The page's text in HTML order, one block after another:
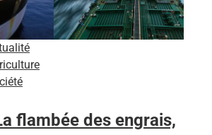
flambée des engrais,